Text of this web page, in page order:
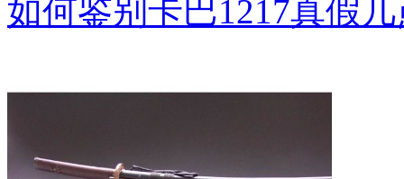
如何鉴别卡巴1217真假